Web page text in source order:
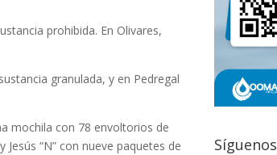
prohibida. En Olivares,
granulada, y en Pedregal
mochila con 78 envoltorios de
“N” con nueve paquetes de
Síguenos